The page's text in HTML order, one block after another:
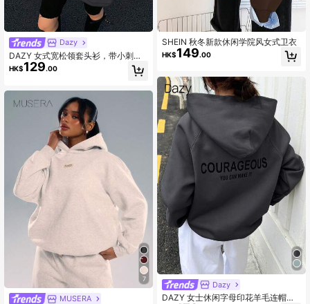
Dazy
DAZY 女式宽松领套头衫，带小刺绣
图案，秋季服装
HK$129.00
7
MUSERA
SHEIN 秋冬新款休闲学院风女式卫衣
HK$149.00
Dazy
DAZY 女士休闲字母印花羊毛连帽卫